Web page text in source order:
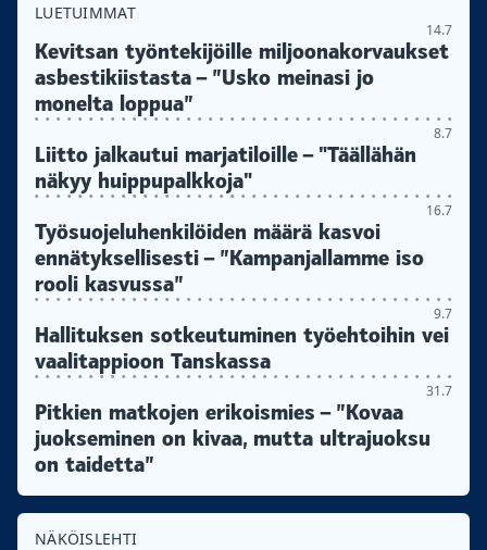
LUETUIMMAT
14.7
Kevitsan työntekijöille miljoonakorvaukset
asbestikiistasta – ”Usko meinasi jo
monelta loppua”
8.7
Liitto jalkautui marjatiloille – "Täällähän
näkyy huippupalkkoja"
16.7
Työsuojeluhenkilöiden määrä kasvoi
ennätyksellisesti – ”Kampanjallamme iso
rooli kasvussa”
9.7
Hallituksen sotkeutuminen työehtoihin vei
vaalitappioon Tanskassa
31.7
Pitkien matkojen erikoismies – ”Kovaa
juokseminen on kivaa, mutta ultrajuoksu
on taidetta”
NÄKÖISLEHTI